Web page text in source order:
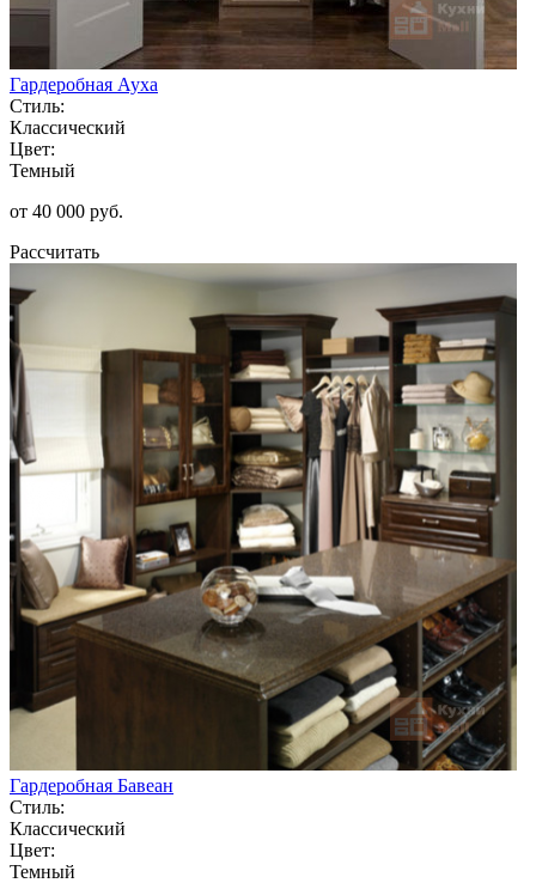
Гардеробная Ауха
Стиль:
Классический
Цвет:
Темный
от 40 000 руб.
Рассчитать
Гардеробная Бавеан
Стиль:
Классический
Цвет:
Темный